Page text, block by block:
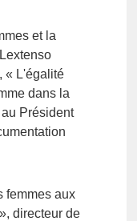
et la
« L'égalité
dans la
Président
femmes aux
directeur de